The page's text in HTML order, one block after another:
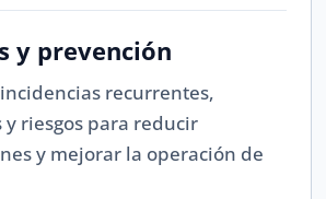
y prevención
recurrentes,
riesgos para reducir
y mejorar la operación de